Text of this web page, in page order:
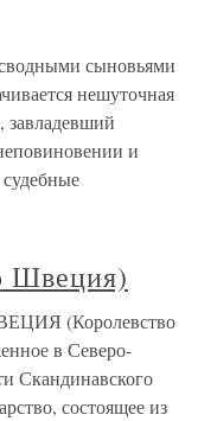
сыновьями
нешуточная
завладевший
и
Швеция)
(Королевство
в Северо-
Скандинавского
состоящее из